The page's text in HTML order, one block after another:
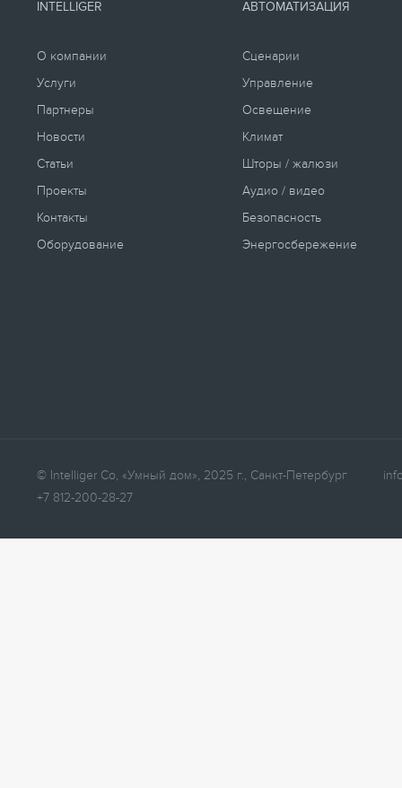
INTELLIGER
О компании
Услуги
Партнеры
Новости
Статьи
Проекты
Контакты
Оборудование
АВТОМАТИЗАЦИЯ
Сценарии
Управление
Освещение
Климат
Шторы / жалюзи
Аудио / видео
Безопасность
Энергосбережение
© Intelliger Co, «Умный дом», 2025 г., Санкт-Петербург
+7 812-200-28-27